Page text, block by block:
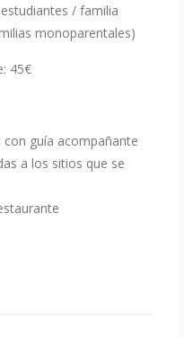
/ familia
monoparentales)
45€
guía acompañante
a los sitios que se